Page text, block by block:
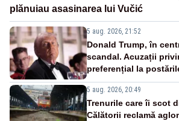
plănuiau asasinarea lui Vučić
5 aug. 2026, 21:52
Donald Trump, în
scandal. Acuzații
preferențial la
5 aug. 2026, 20:49
Trenurile care îi scot
Călătorii reclamă